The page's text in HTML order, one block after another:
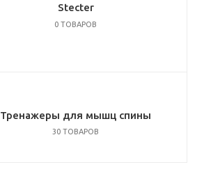
Stecter
0 ТОВАРОВ
Тренажеры для мышц спины
30 ТОВАРОВ